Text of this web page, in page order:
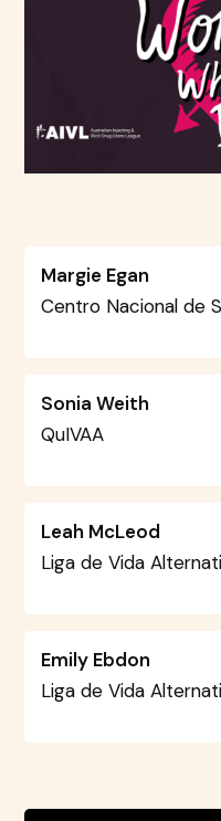
Margie Egan
Centro Nacional de
Sonia Weith
QuIVAA
Leah McLeod
Liga de Vida
Emily Ebdon
Liga de Vida